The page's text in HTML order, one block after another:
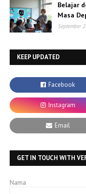
Belajar
Masa
September
KEEP UPDATED
GET IN TOUCH WITH
Nama